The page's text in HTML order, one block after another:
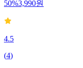
50%3,990원
4.5
(4)